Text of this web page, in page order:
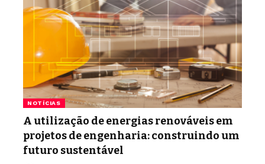
NOTÍCIAS
A utilização de energias renováveis em
projetos de engenharia: construindo um
futuro sustentável